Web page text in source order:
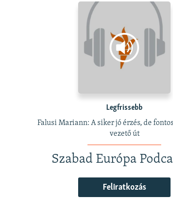
Legfrissebb
Falusi Mariann: A siker jó érzés, de
vezető út
Szabad Európa
Feliratkozás